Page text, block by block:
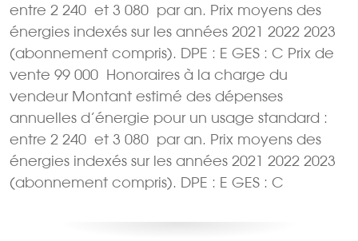
entre 2 240  et 3 080  par an. Prix moyens des
énergies indexés sur les années 2021 2022 2023
(abonnement compris). DPE : E GES : C Prix de
vente 99 000  Honoraires à la charge du
vendeur Montant estimé des dépenses
annuelles d’énergie pour un usage standard :
entre 2 240  et 3 080  par an. Prix moyens des
énergies indexés sur les années 2021 2022 2023
(abonnement compris). DPE : E GES : C